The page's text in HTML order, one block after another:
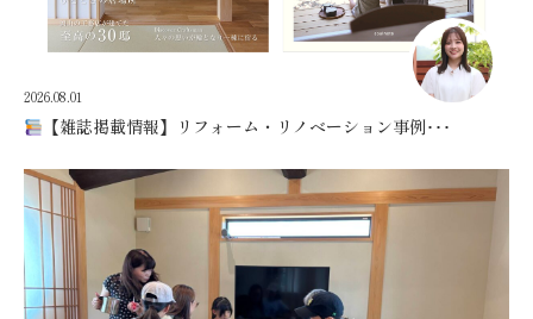
2026.08.01
【雑誌掲載情報】リフォーム・リノベーション事例･･･